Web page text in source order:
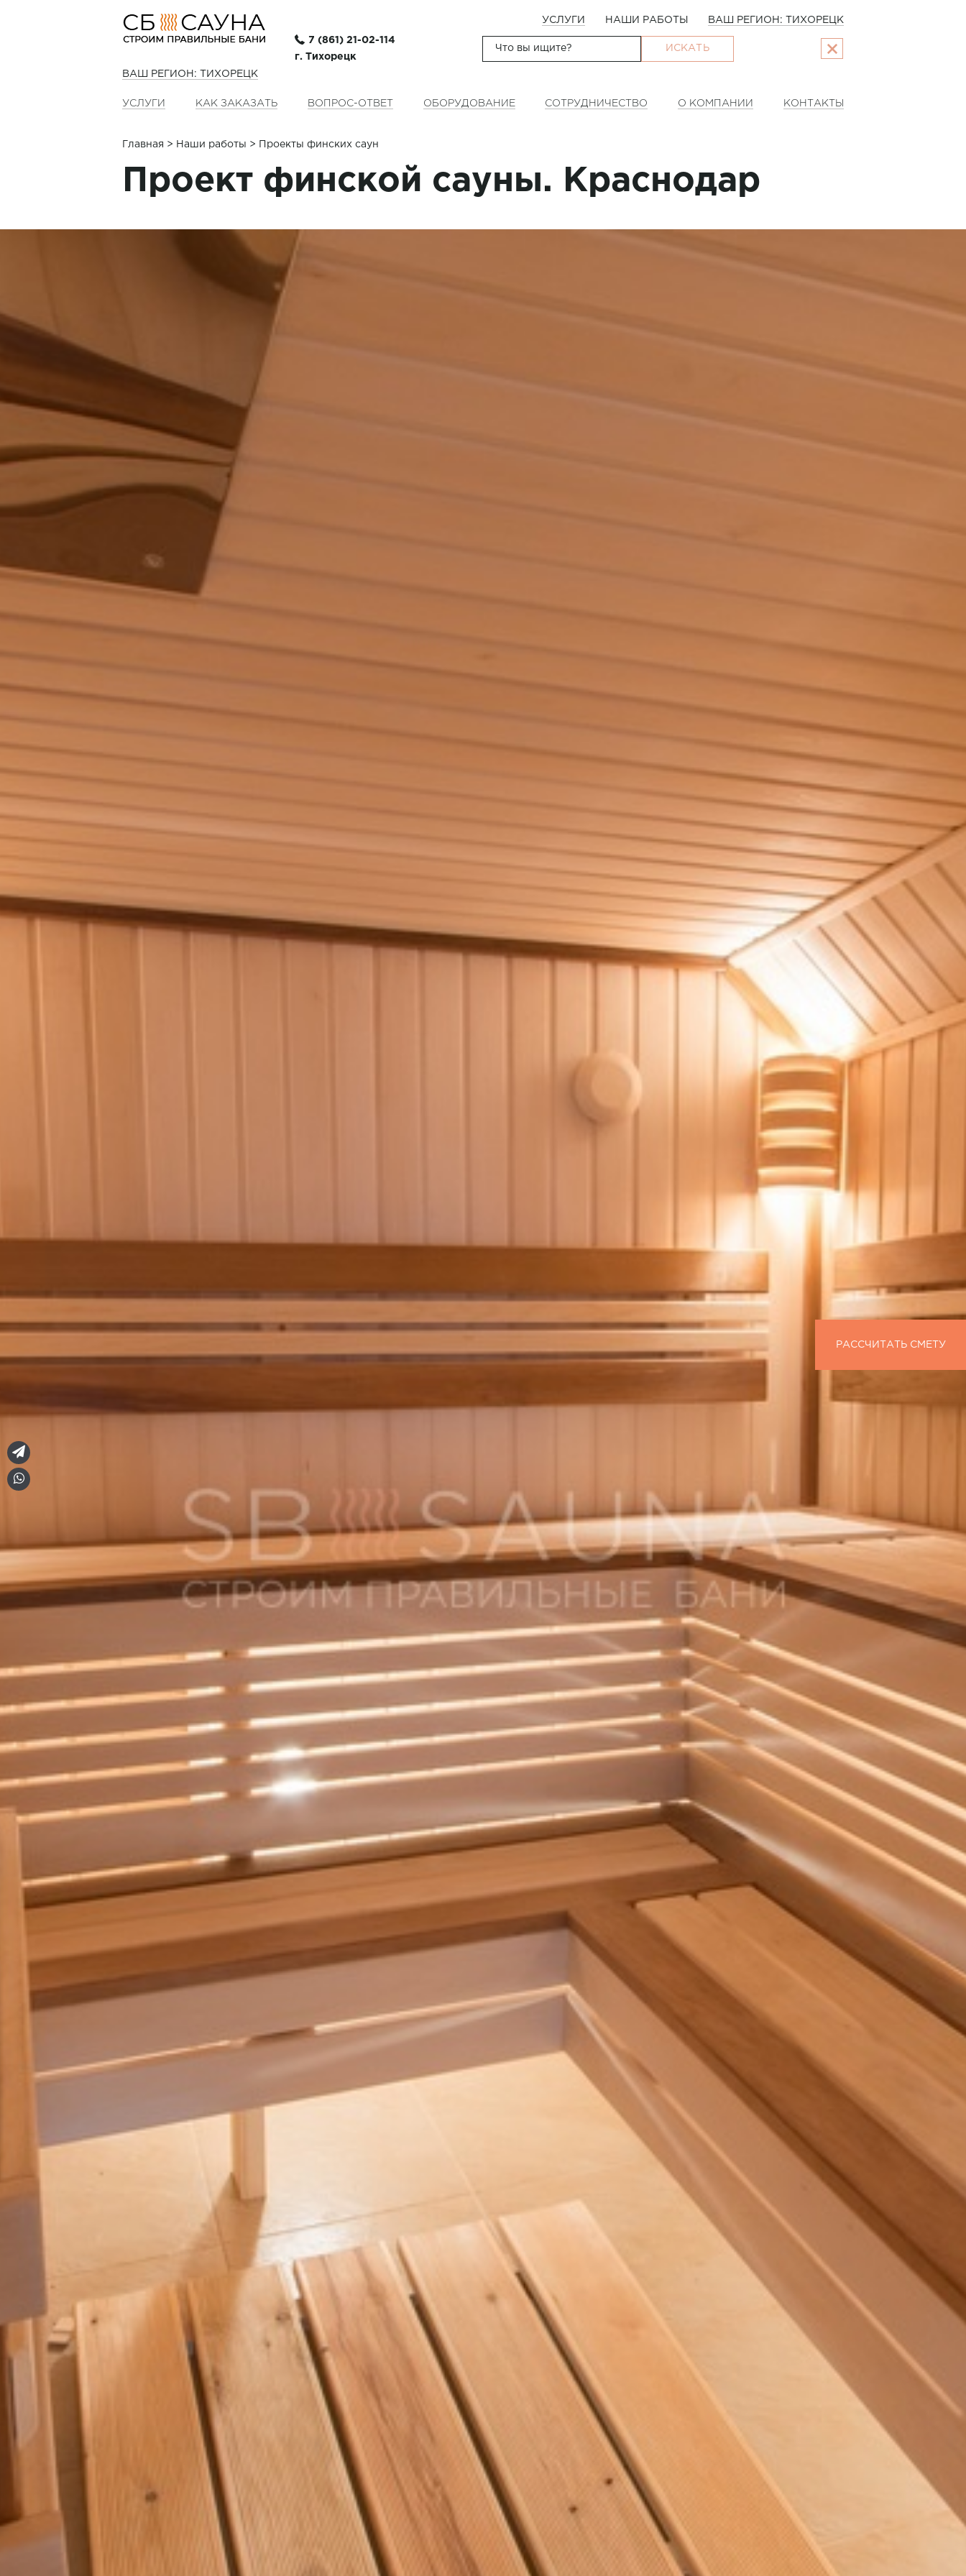
УСЛУГИ НАШИ РАБОТЫ ВАШ РЕГИОН: ТИХОРЕЦК
ИСКАТЬ
7 (861) 21-02-114
г. Тихорецк
ВАШ РЕГИОН: ТИХОРЕЦК
УСЛУГИ КАК ЗАКАЗАТЬ ВОПРОС-ОТВЕТ ОБОРУДОВАНИЕ СОТРУДНИЧЕСТВО О КОМПАНИИ КОНТАКТЫ
РАССЧИТАТЬ СМЕТУ
Главная > Наши работы > Проекты финских саун
Проект финской сауны. Краснодар
РАССЧИТАТЬ СМЕТУ